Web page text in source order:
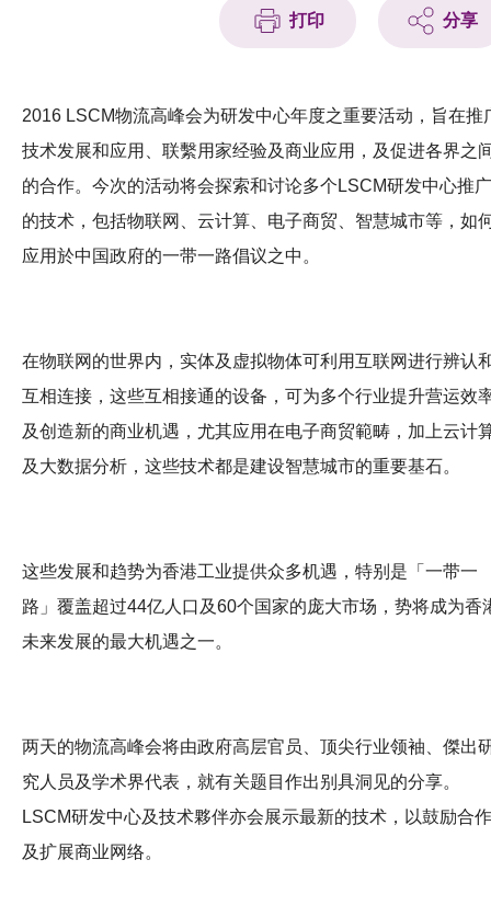
科技分享
会籍
打印 分享
2016 LSCM物流高峰会为研发中心年度之重要活动，旨在推
技术发展和应用、联繫用家经验及商业应用，及促进各界之
的合作。今次的活动将会探索和讨论多个LSCM研发中心推广
的技术，包括物联网、云计算、电子商贸、智慧城市等，如
应用於中国政府的一带一路倡议之中。
在物联网的世界内，实体及虚拟物体可利用互联网进行辨认
互相连接，这些互相接通的设备，可为多个行业提升营运效
及创造新的商业机遇，尤其应用在电子商贸範畴，加上云计
及大数据分析，这些技术都是建设智慧城市的重要基石。
这些发展和趋势为香港工业提供众多机遇，特别是「一带一
路」覆盖超过44亿人口及60个国家的庞大市场，势将成为香
未来发展的最大机遇之一。
两天的物流高峰会将由政府高层官员、顶尖行业领袖、傑出
究人员及学术界代表，就有关题目作出别具洞见的分享。
LSCM研发中心及技术夥伴亦会展示最新的技术，以鼓励合作
及扩展商业网络。